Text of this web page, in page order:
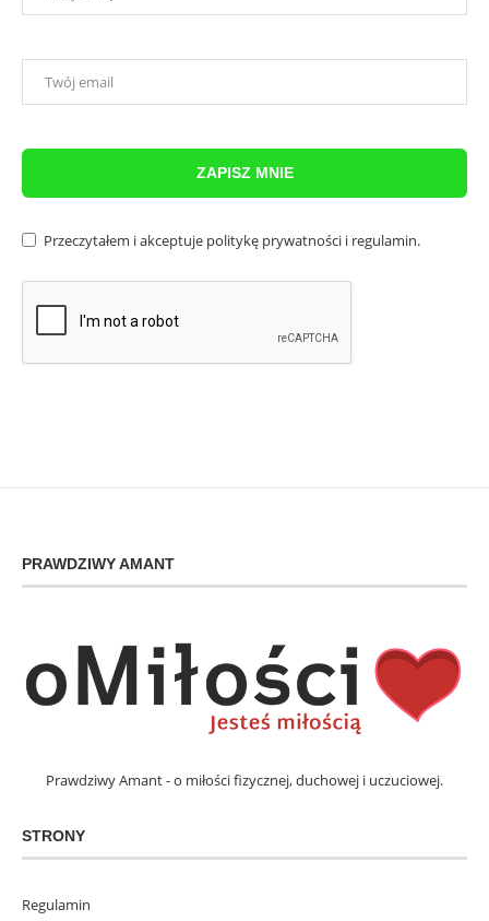
ZAPISZ MNIE
Przeczytałem i akceptuje politykę prywatności i regulamin.
PRAWDZIWY AMANT
Prawdziwy Amant - o miłości fizycznej, duchowej i uczuciowej.
STRONY
Regulamin